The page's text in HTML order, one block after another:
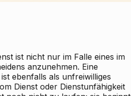
ist nicht nur im Falle eines im
anzunehmen. Eine
ebenfalls als unfreiwilliges
Dienst oder Dienstunfähigkeit